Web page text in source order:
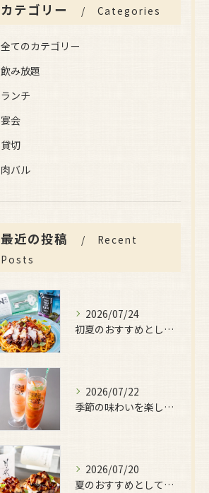
カテゴリー Categories
全てのカテゴリー
飲み放題
ランチ
宴会
貸切
肉バル
最近の投稿
Recent
Posts
2026/07/24
初夏のおすすめとしてご用意しているのが、
2026/07/22
季節の味わいを楽しみたい日におすすめなのが、
2026/07/20
夏のおすすめとしてぜひ味わっていただきたいのが、